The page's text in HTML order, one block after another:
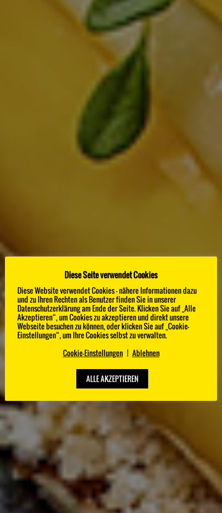
100 BEST CHEFS
Die 100 besten Köche Deutschlands im
Ranking.
Diese Seite verwendet Cookies
Diese Website verwendet Cookies - nähere Informationen dazu
und zu Ihren Rechten als Benutzer finden Sie in unserer
Datenschutzerklärung am Ende der Seite. Klicken Sie auf „Alle
Akzeptieren“, um Cookies zu akzeptieren und direkt unsere
Webseite besuchen zu können, oder klicken Sie auf „Cookie-
Einstellungen“, um Ihre Cookies selbst zu verwalten.
Cookie-Einstellungen
Ablehnen
ALLE AKZEPTIEREN